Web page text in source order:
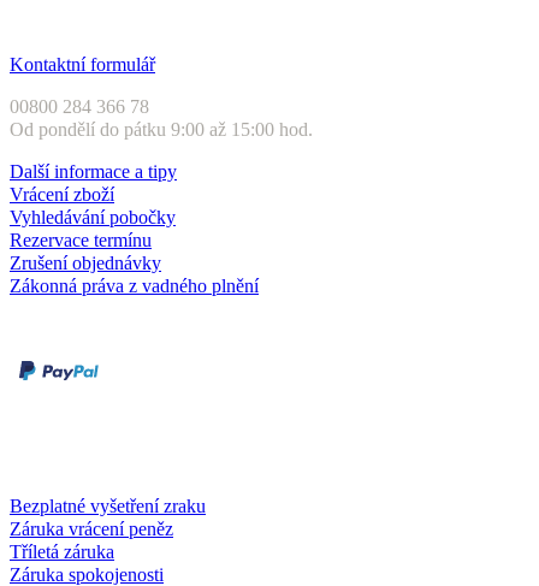
Kontaktní formulář
00800 284 366 78
Od pondělí do pátku 9:00 až 15:00 hod.
Další informace a tipy
Vrácení zboží
Vyhledávání pobočky
Rezervace termínu
Zrušení objednávky
Zákonná práva z vadného plnění
Bezplatné vyšetření zraku
Záruka vrácení peněz
Tříletá záruka
Záruka spokojenosti